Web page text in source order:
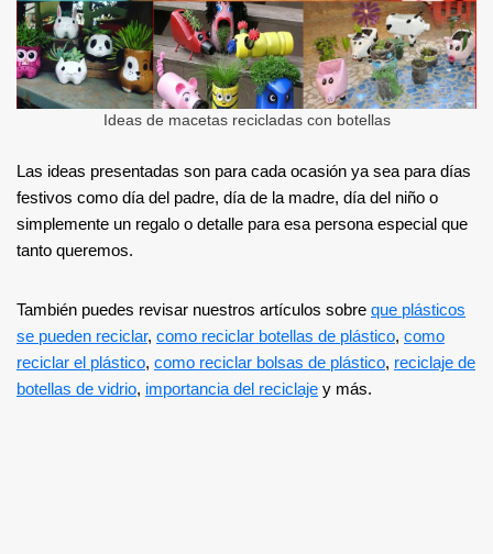
Ideas de macetas recicladas con botellas
Las ideas presentadas son para cada ocasión ya sea para días
festivos como día del padre, día de la madre, día del niño o
simplemente un regalo o detalle para esa persona especial que
tanto queremos.
También puedes revisar nuestros artículos sobre que plásticos
se pueden reciclar, como reciclar botellas de plástico, como
reciclar el plástico, como reciclar bolsas de plástico, reciclaje de
botellas de vidrio, importancia del reciclaje y más.